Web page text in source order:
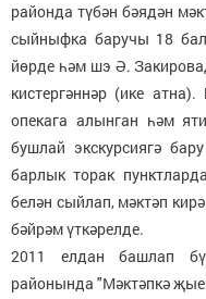
районда түбән бәядән
сыйныфка баручы 18
йөрде һәм шэ Ә.
кистергәннәр (ике
опекага алынган һәм
бушлай экскурсиягә
барлык торак
белән сыйлап, мәктәп
бәйрәм үткәрелде.
2011 елдан башлап
районында "Мәктәпкә